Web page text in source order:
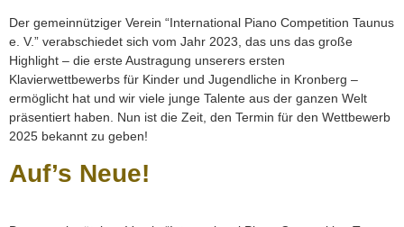
Der gemeinnütziger Verein “International Piano Competition Taunus
e. V.” verabschiedet sich vom Jahr 2023, das uns das große
Highlight – die erste Austragung unserers ersten
Klavierwettbewerbs für Kinder und Jugendliche in Kronberg –
ermöglicht hat und wir viele junge Talente aus der ganzen Welt
präsentiert haben. Nun ist die Zeit, den Termin für den Wettbewerb
2025 bekannt zu geben!
Auf’s Neue!